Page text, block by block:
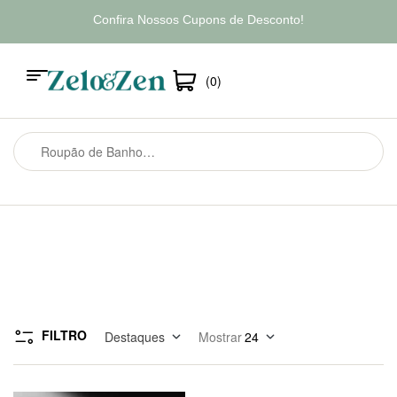
Confira Nossos Cupons de Desconto!
(0)
FILTRO Destaques Mostrar24